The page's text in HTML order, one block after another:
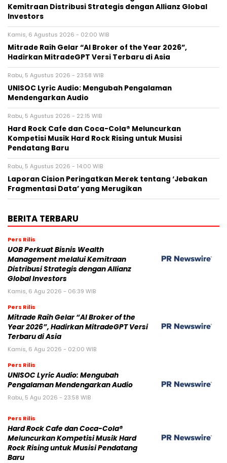
Kemitraan Distribusi Strategis dengan Allianz Global
Investors
Kamis, 6 Agustus 2026 - 02:00 WIB
Mitrade Raih Gelar “AI Broker of the Year 2026”,
Hadirkan MitradeGPT Versi Terbaru di Asia
Rabu, 5 Agustus 2026 - 23:58 WIB
UNISOC Lyric Audio: Mengubah Pengalaman
Mendengarkan Audio
Rabu, 5 Agustus 2026 - 22:15 WIB
Hard Rock Cafe dan Coca-Cola® Meluncurkan
Kompetisi Musik Hard Rock Rising untuk Musisi
Pendatang Baru
Rabu, 5 Agustus 2026 - 14:00 WIB
Laporan Cision Peringatkan Merek tentang ‘Jebakan
Fragmentasi Data’ yang Merugikan
BERITA TERBARU
Pers Rilis
UOB Perkuat Bisnis Wealth
Management melalui Kemitraan
Distribusi Strategis dengan Allianz
Global Investors
Kamis, 6 Agu 2026 - 06:39 WIB
Pers Rilis
Mitrade Raih Gelar “AI Broker of the
Year 2026”, Hadirkan MitradeGPT Versi
Terbaru di Asia
Kamis, 6 Agu 2026 - 02:00 WIB
Pers Rilis
UNISOC Lyric Audio: Mengubah
Pengalaman Mendengarkan Audio
Rabu, 5 Agu 2026 - 23:58 WIB
Pers Rilis
Hard Rock Cafe dan Coca-Cola®
Meluncurkan Kompetisi Musik Hard
Rock Rising untuk Musisi Pendatang
Baru